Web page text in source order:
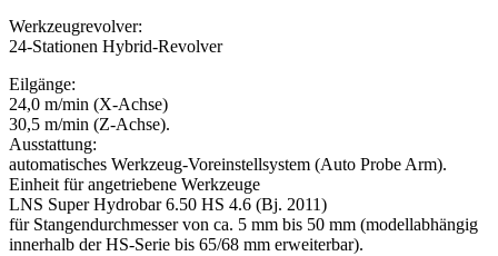
Werkzeugrevolver:
24-Stationen Hybrid-Revolver
Eilgänge:
24,0 m/min (X-Achse)
30,5 m/min (Z-Achse).
Ausstattung:
automatisches Werkzeug-Voreinstellsystem (Auto Probe Arm).
Einheit für angetriebene Werkzeuge
LNS Super Hydrobar 6.50 HS 4.6 (Bj. 2011)
für Stangendurchmesser von ca. 5 mm bis 50 mm (modellabhängig
innerhalb der HS-Serie bis 65/68 mm erweiterbar).